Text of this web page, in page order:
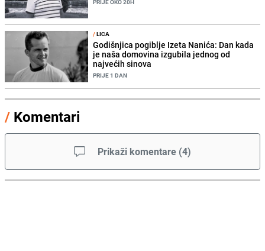
PRIJE OKO 20H
/LICA
Godišnjica pogiblje Izeta Nanića: Dan kada
je naša domovina izgubila jednog od
najvećih sinova
PRIJE 1 DAN
/ Komentari
Prikaži komentare (4)